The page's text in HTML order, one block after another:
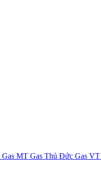
Gas MT Gas Thủ Đức Gas VT